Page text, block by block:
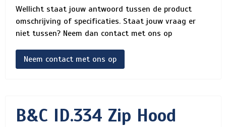
Wellicht staat jouw antwoord tussen de product
omschrijving of specificaties. Staat jouw vraag er
niet tussen? Neem dan contact met ons op
Neem contact met ons op
B&C ID.334 Zip Hood